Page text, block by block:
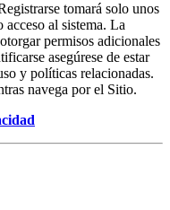
tomará solo unos
al sistema. La
permisos adicionales
asegúrese de estar
y políticas relacionadas.
navega por el Sitio.